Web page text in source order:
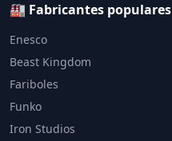
🏭 Fabricantes populares
Enesco
Beast Kingdom
Fariboles
Funko
Iron Studios